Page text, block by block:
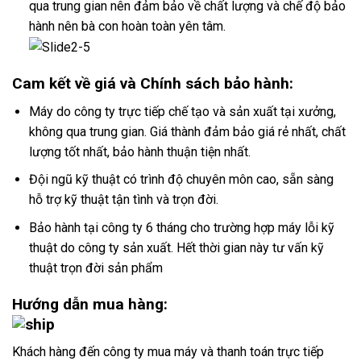
qua trung gian nên đảm bảo về chất lượng và chế độ bảo
hành nên bà con hoàn toàn yên tâm.
Cam kết về giá và Chính sách bảo hành:
Máy do công ty trực tiếp chế tạo và sản xuất tại xưởng,
không qua trung gian. Giá thành đảm bảo giá rẻ nhất, chất
lượng tốt nhất, bảo hành thuận tiện nhất.
Đội ngũ kỹ thuật có trình độ chuyên môn cao, sẵn sàng
hỗ trợ kỹ thuật tận tình và trọn đời.
Bảo hành tại công ty 6 tháng cho trường hợp máy lỗi kỹ
thuật do công ty sản xuất. Hết thời gian này tư vấn kỹ
thuật trọn đời sản phẩm
Hướng dẫn mua hàng:
Khách hàng đến công ty mua máy và thanh toán trực tiếp